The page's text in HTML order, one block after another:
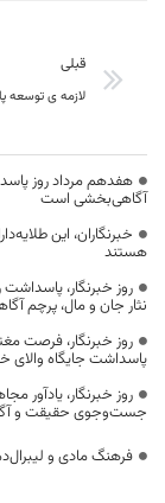
قبلی
هفدهم مرداد روز
آگاهی‌بخشی است
خبرنگاران، این
هستند
روز خبرنگار،
نثار جان و مال، پرچم
روز خبرنگار، فرصت
پاسداشت جایگاه والای
روز خبرنگار،
جست‌وجوی حقیقت و
فرهنگ مادی و